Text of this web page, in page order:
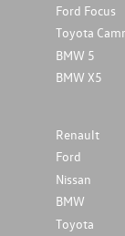
Ford Focus
Toyota
BMW 5
BMW X5
Renault
Ford
Nissan
BMW
Toyota